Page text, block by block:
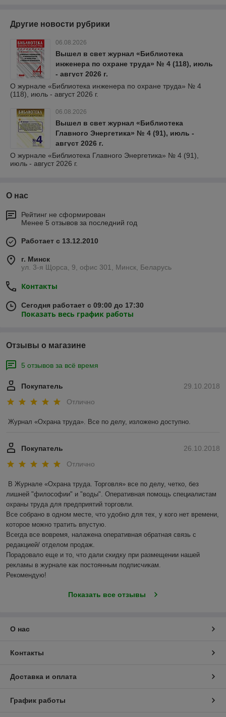
Другие новости рубрики
06.08.2026
Вышел в свет журнал «Библиотека
инженера по охране труда» № 4 (118), июль
- август 2026 г.
О журнале «Библиотека инженера по охране труда» № 4
(118), июль - август 2026 г.
06.08.2026
Вышел в свет журнал «Библиотека
Главного Энергетика» № 4 (91), июль -
август 2026 г.
О журнале «Библиотека Главного Энергетика» № 4 (91),
июль - август 2026 г.
О нас
Рейтинг не сформирован
Менее 5 отзывов за последний год
Работает с 13.12.2010
г. Минск
ул. 3-я Щорса, 9, офис 301, Минск, Беларусь
Контакты
Сегодня работает с 09:00 до 17:30
Показать весь график работы
Отзывы о магазине
5 отзывов за всё время
29.10.2018
Покупатель
Отлично
Журнал «Охрана труда». Все по делу, изложено доступно.
26.10.2018
Покупатель
Отлично
В Журнале «Охрана труда. Торговля» все по делу, четко, без
лишней "философии" и "воды". Оперативная помощь специалистам
охраны труда для предприятий торговли.
Все собрано в одном месте, что удобно для тех, у кого нет времени,
которое можно тратить впустую.
Всегда все вовремя, налажена оперативная обратная связь с
редакцией/ отделом продаж.
Порадовало еще и то, что дали скидку при размещении нашей
рекламы в журнале как постоянным подписчикам.
Рекомендую!
Показать все отзывы
О нас
Контакты
Доставка и оплата
График работы